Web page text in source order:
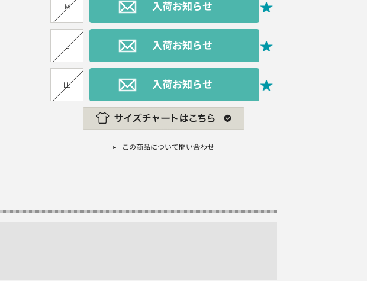
M 入荷お知らせ
L 入荷お知らせ
LL 入荷お知らせ
この商品について問い合わせ